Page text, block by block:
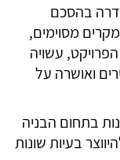
בהסכם
מסוימים,
עשויה
ואושרה על
בתחום הבניה
בעיות שונות